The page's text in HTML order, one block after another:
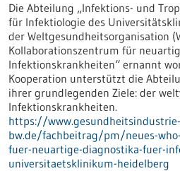
Die Abteilung „Infektions- und
für Infektiologie des
der Weltgesundheitsorganisation
Kollaborationszentrum für
Infektionskrankheiten“ ernannt
Kooperation unterstützt die
ihrer grundlegenden Ziele: der
Infektionskrankheiten.
https://www.gesundheitsindustrie-
bw.de/fachbeitrag/pm/neues-
fuer-neuartige-diagnostika-fuer-
universitaetsklinikum-heidelberg